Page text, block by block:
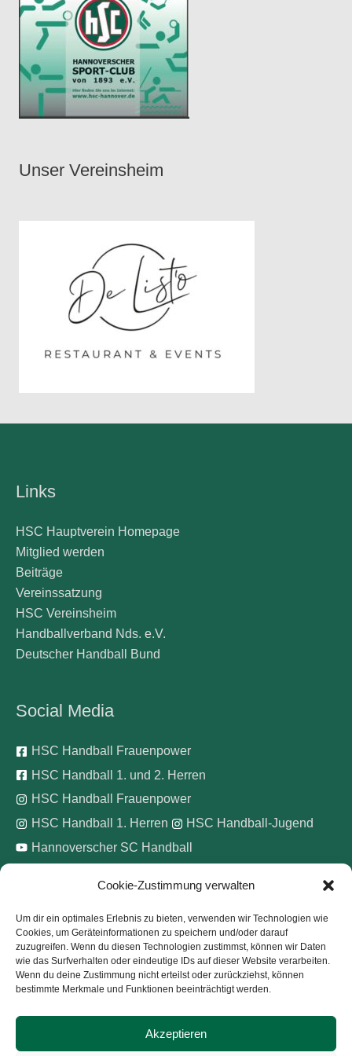
Cookie-Zustimmung verwalten
Um dir ein optimales Erlebnis zu bieten, verwenden wir Technologien wie
Cookies, um Geräteinformationen zu speichern und/oder darauf
zuzugreifen. Wenn du diesen Technologien zustimmst, können wir Daten
wie das Surfverhalten oder eindeutige IDs auf dieser Website verarbeiten.
Wenn du deine Zustimmung nicht erteilst oder zurückziehst, können
bestimmte Merkmale und Funktionen beeinträchtigt werden.
Akzeptieren
Unser Vereinsheim
Links
HSC Hauptverein Homepage
Mitglied werden
Beiträge
Vereinssatzung
HSC Vereinsheim
Handballverband Nds. e.V.
Deutscher Handball Bund
Social Media
HSC Handball Frauenpower
HSC Handball 1. und 2. Herren
HSC Handball Frauenpower
HSC Handball 1. Herren
HSC Handball-Jugend
Hannoverscher SC Handball
Pinke Zitronen e.V.
Copyright © 2026Hannoverscher Sport-Club von 1893